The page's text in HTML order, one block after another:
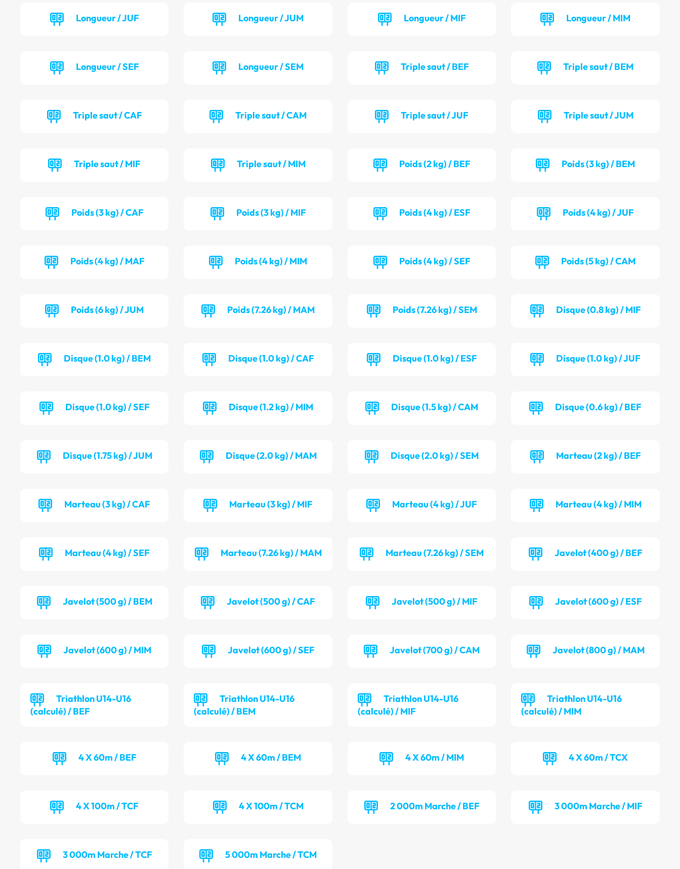
Longueur / JUF Longueur / JUM Longueur / MIF Longueur / MIM
Longueur / SEF Longueur / SEM Triple saut / BEF Triple saut / BEM
Triple saut / CAF Triple saut / CAM Triple saut / JUF Triple saut / JUM
Triple saut / MIF Triple saut / MIM Poids (2 kg) / BEF Poids (3 kg) / BEM
Poids (3 kg) / CAF Poids (3 kg) / MIF Poids (4 kg) / ESF Poids (4 kg) / JUF
Poids (4 kg) / MAF Poids (4 kg) / MIM Poids (4 kg) / SEF Poids (5 kg) / CAM
Poids (6 kg) / JUM Poids (7.26 kg) / MAM Poids (7.26 kg) / SEM Disque (0.8 kg) / MIF
Disque (1.0 kg) / BEM Disque (1.0 kg) / CAF Disque (1.0 kg) / ESF Disque (1.0 kg) / JUF
Disque (1.0 kg) / SEF Disque (1.2 kg) / MIM Disque (1.5 kg) / CAM Disque (0.6 kg) / BEF
Disque (1.75 kg) / JUM Disque (2.0 kg) / MAM Disque (2.0 kg) / SEM Marteau (2 kg) / BEF
Marteau (3 kg) / CAF Marteau (3 kg) / MIF Marteau (4 kg) / JUF Marteau (4 kg) / MIM
Marteau (4 kg) / SEF Marteau (7.26 kg) / MAM Marteau (7.26 kg) / SEM Javelot (400 g) / BEF
Javelot (500 g) / BEM Javelot (500 g) / CAF Javelot (500 g) / MIF Javelot (600 g) / ESF
Javelot (600 g) / MIM Javelot (600 g) / SEF Javelot (700 g) / CAM Javelot (800 g) / MAM
Triathlon U14-U16
(calculé) / BEF
Triathlon U14-U16
(calculé) / BEM
Triathlon U14-U16
(calculé) / MIF
Triathlon U14-U16
(calculé) / MIM
4 X 60m / BEF 4 X 60m / BEM 4 X 60m / MIM 4 X 60m / TCX
4 X 100m / TCF 4 X 100m / TCM 2 000m Marche / BEF 3 000m Marche / MIF
3 000m Marche / TCF 5 000m Marche / TCM